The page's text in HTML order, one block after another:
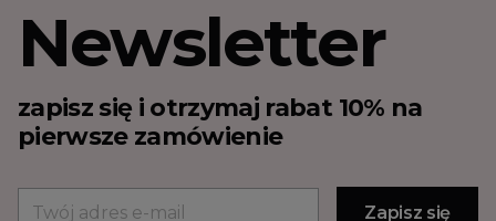
Newsletter
zapisz się i otrzymaj rabat 10% na
pierwsze zamówienie